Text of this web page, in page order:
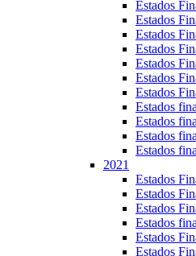
Estados
Estados
Estados
Estados
Estados
Estados
Estados
Estados
Estados
Estados
Estados
2021
Estados
Estados
Estados
Estados
Estados
Estados